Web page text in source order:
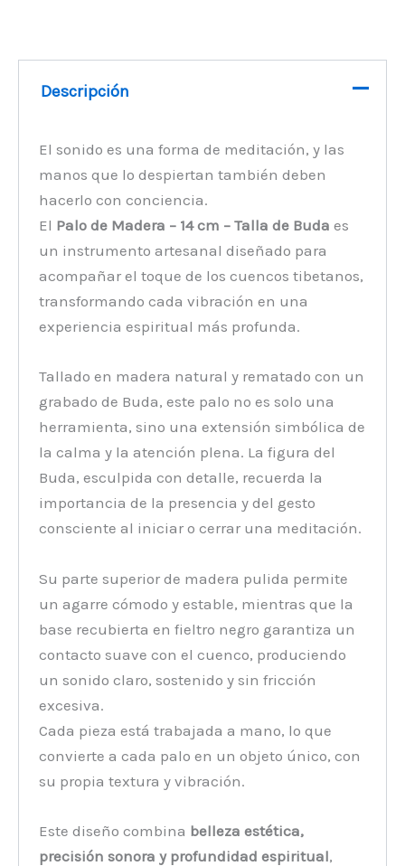
Descripción
El sonido es una forma de meditación, y las
manos que lo despiertan también deben
hacerlo con conciencia.
El Palo de Madera – 14 cm – Talla de Buda es
un instrumento artesanal diseñado para
acompañar el toque de los cuencos tibetanos,
transformando cada vibración en una
experiencia espiritual más profunda.
Tallado en madera natural y rematado con un
grabado de Buda, este palo no es solo una
herramienta, sino una extensión simbólica de
la calma y la atención plena. La figura del
Buda, esculpida con detalle, recuerda la
importancia de la presencia y del gesto
consciente al iniciar o cerrar una meditación.
Su parte superior de madera pulida permite
un agarre cómodo y estable, mientras que la
base recubierta en fieltro negro garantiza un
contacto suave con el cuenco, produciendo
un sonido claro, sostenido y sin fricción
excesiva.
Cada pieza está trabajada a mano, lo que
convierte a cada palo en un objeto único, con
su propia textura y vibración.
Este diseño combina belleza estética,
precisión sonora y profundidad espiritual,